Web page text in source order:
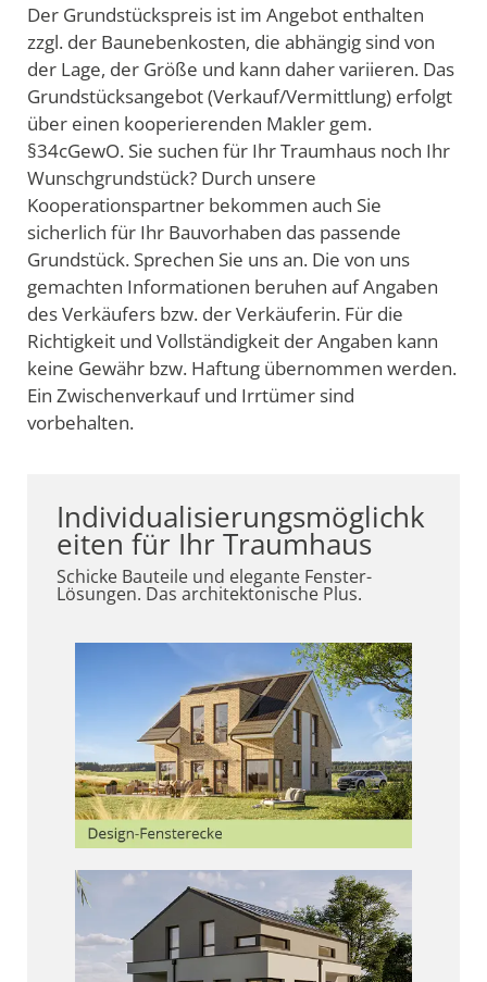
Der Grundstückspreis ist im Angebot enthalten
zzgl. der Baunebenkosten, die abhängig sind von
der Lage, der Größe und kann daher variieren. Das
Grundstücksangebot (Verkauf/Vermittlung) erfolgt
über einen kooperierenden Makler gem.
§34cGewO. Sie suchen für Ihr Traumhaus noch Ihr
Wunschgrundstück? Durch unsere
Kooperationspartner bekommen auch Sie
sicherlich für Ihr Bauvorhaben das passende
Grundstück. Sprechen Sie uns an. Die von uns
gemachten Informationen beruhen auf Angaben
des Verkäufers bzw. der Verkäuferin. Für die
Richtigkeit und Vollständigkeit der Angaben kann
keine Gewähr bzw. Haftung übernommen werden.
Ein Zwischenverkauf und Irrtümer sind
vorbehalten.
Individualisierungsmöglichk
eiten für Ihr Traumhaus
Schicke Bauteile und elegante Fenster-
Lösungen. Das architektonische Plus.